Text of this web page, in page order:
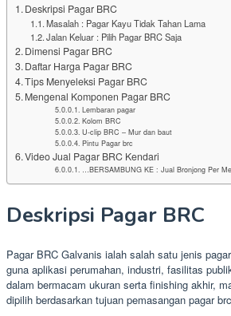
Deskripsi Pagar BRC
Masalah : Pagar Kayu Tidak Tahan Lama
Jalan Keluar : Pilih Pagar BRC Saja
Dimensi Pagar BRC
Daftar Harga Pagar BRC
Tips Menyeleksi Pagar BRC
Mengenal Komponen Pagar BRC
Lembaran pagar
Kolom BRC
U-clip BRC – Mur dan baut
Pintu Pagar brc
Video Jual Pagar BRC Kendari
…BERSAMBUNG KE : Jual Bronjong Per
Deskripsi Pagar BRC
Pagar BRC Galvanis ialah salah satu jenis
guna aplikasi perumahan, industri, fasilitas
dalam bermacam ukuran serta finishing akhir,
dipilih berdasarkan tujuan pemasangan pagar